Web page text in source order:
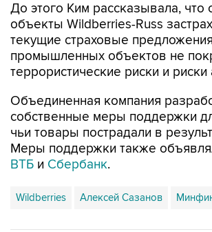
До этого Ким рассказывала, что
объекты Wildberries-Russ
текущие страховые
промышленных объектов не
террористические риски и
Объединенная компания
собственные меры поддержки
чьи товары пострадали в
Меры поддержки также
ВТБ и Сбербанк.
Wildberries Алексей Сазанов